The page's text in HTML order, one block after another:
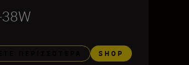
SHOP